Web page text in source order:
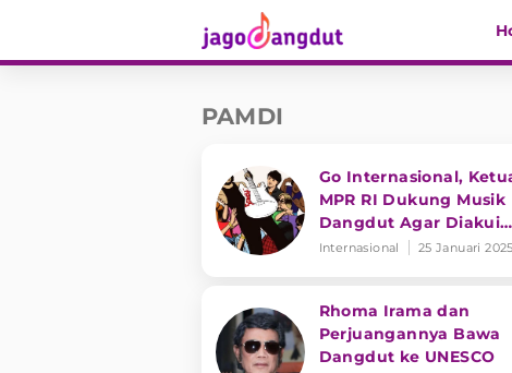
PAMDI
Go Internasional,
MPR RI Dukung Musik
Dangdut Agar Diakui
UNESCO
Internasional 25 Januari 2025
Rhoma Irama dan
Perjuangannya Bawa
Dangdut ke UNESCO